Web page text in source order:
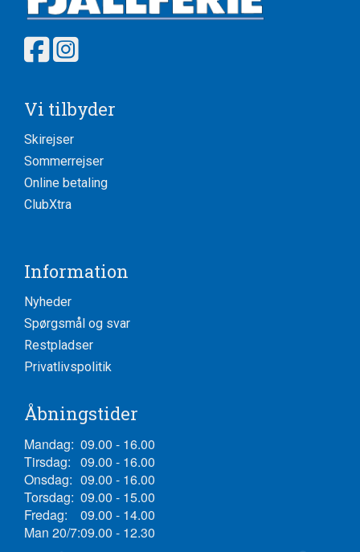
Vi tilbyder
Skirejser
Sommerrejser
Online betaling
ClubXtra
Information
Nyheder
Spørgsmål og svar
Restpladser
Privatlivspolitik
Åbningstider
Mandag: 09.00 - 16.00
Tirsdag: 09.00 - 16.00
Onsdag: 09.00 - 16.00
Torsdag: 09.00 - 15.00
Fredag:
09.00 - 14.00
Man 20/7:09.00 - 12.30